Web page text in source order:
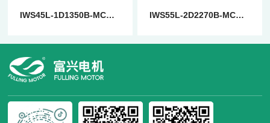
IWS45L-1D1350B-MCAFC IWS55L-2D2270B-MCAFC